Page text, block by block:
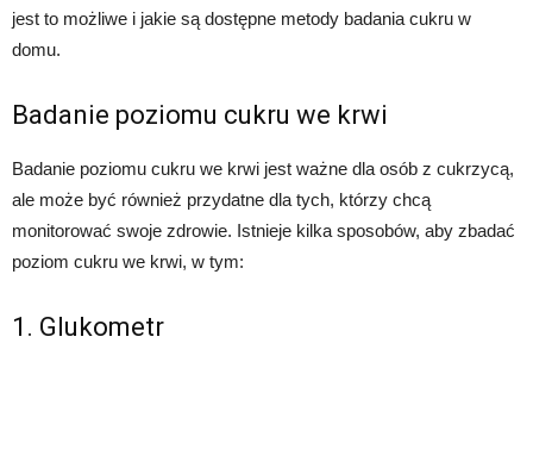
jest to możliwe i jakie są dostępne metody badania cukru w
domu.
Badanie poziomu cukru we krwi
Badanie poziomu cukru we krwi jest ważne dla osób z cukrzycą,
ale może być również przydatne dla tych, którzy chcą
monitorować swoje zdrowie. Istnieje kilka sposobów, aby zbadać
poziom cukru we krwi, w tym:
1. Glukometr